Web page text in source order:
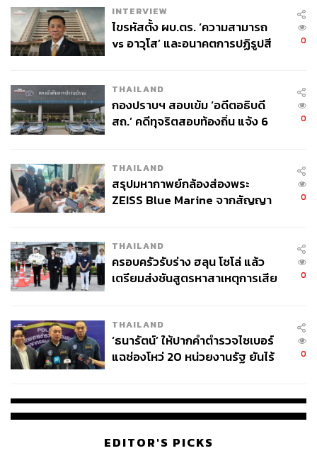
INTERVIEW
ไขรหัสตั้ง ผบ.ตร. ‘ความสามารถ
vs อาวุโส’ และอนาคตการปฏิรูปสี
0
THAILAND
กองปราบฯ สอบเข้ม ‘อดีตอธิบดี
สถ.’ คดีทุจริตสอบท้องถิ่น แจ้ง 6
0
THAILAND
สรุปมหากาพย์กล้องส่องพระ
ZEISS Blue Marine จากสัญญา
จ่ายหนี้-แอบระบุแบรนด์
0
THAILAND
ครอบครัวรับร่าง ฮลุน โซโล่ แล้ว
เตรียมส่งชันสูตรหาสาเหตุการเสีย
0
THAILAND
‘ธนารัตน์’ ให้ปากคำตำรวจไซเบอร์
แฉช่องโหว่ 20 หน่วยงานรัฐ ยันไร้
0
EDITOR'S PICKS